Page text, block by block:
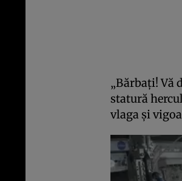
„Bărbați! Vă
statură
vlaga și